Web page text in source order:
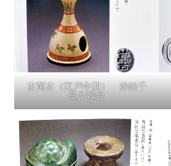
古萬古（江戸中期） 赤絵千
鳥文燭台